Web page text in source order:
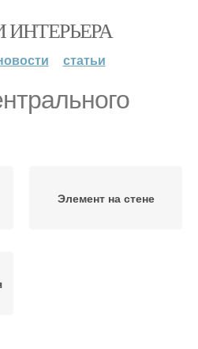
ИНТЕРЬЕРА
статьи
Элемент на стене